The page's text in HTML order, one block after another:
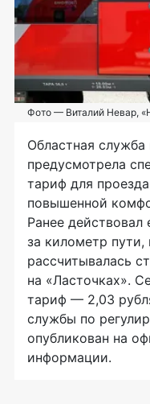
Фото — Виталий Невар,
Областная
предусмотрела
тариф для
повышенной
Ранее
за километр
рассчитывалась
на «Ласточках».
тариф — 2,03
службы по
опубликован на
информации.